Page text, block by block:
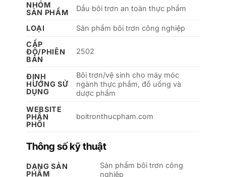
NHÓM
SẢN PHẨM
Dầu bôi trơn an toàn thực phẩm
LOẠI
Sản phẩm bôi trơn công nghiệp
CẤP
ĐỘ/PHIÊN
BẢN
2502
ĐỊNH
HƯỚNG SỬ
DỤNG
Bôi trơn/vệ sinh cho máy móc
ngành thực phẩm, đồ uống và
dược phẩm
WEBSITE
PHÂN
PHỐI
boitronthucpham.com
Thông số kỹ thuật
DẠNG SẢN
PHẨM
Sản phẩm bôi trơn công
nghiệp